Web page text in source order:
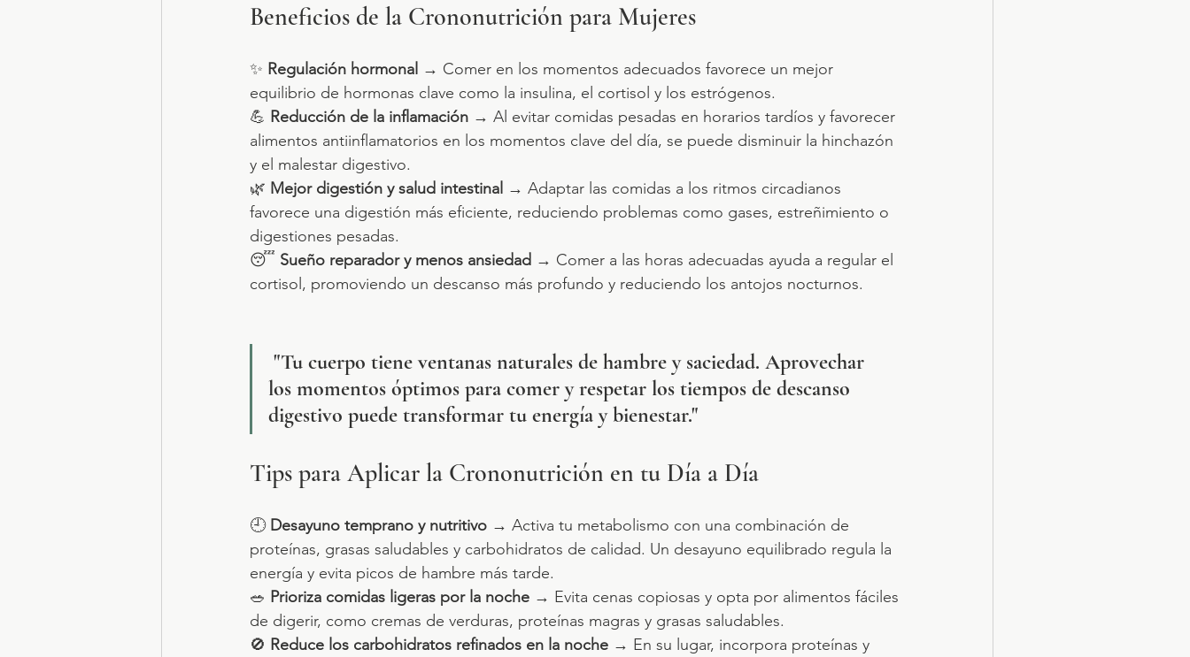
Beneficios de la Crononutrición para Mujeres
✨ Regulación hormonal → Comer en los momentos adecuados favorece un mejor
equilibrio de hormonas clave como la insulina, el cortisol y los estrógenos.
💪 Reducción de la inflamación → Al evitar comidas pesadas en horarios tardíos y favorecer
alimentos antiinflamatorios en los momentos clave del día, se puede disminuir la hinchazón
y el malestar digestivo.
🌿 Mejor digestión y salud intestinal → Adaptar las comidas a los ritmos circadianos
favorece una digestión más eficiente, reduciendo problemas como gases, estreñimiento o
digestiones pesadas.
😴 Sueño reparador y menos ansiedad → Comer a las horas adecuadas ayuda a regular el
cortisol, promoviendo un descanso más profundo y reduciendo los antojos nocturnos.
"Tu cuerpo tiene ventanas naturales de hambre y saciedad. Aprovechar
los momentos óptimos para comer y respetar los tiempos de descanso
digestivo puede transformar tu energía y bienestar."
Tips para Aplicar la Crononutrición en tu Día a Día
🕘 Desayuno temprano y nutritivo → Activa tu metabolismo con una combinación de
proteínas, grasas saludables y carbohidratos de calidad. Un desayuno equilibrado regula la
energía y evita picos de hambre más tarde.
🥗 Prioriza comidas ligeras por la noche → Evita cenas copiosas y opta por alimentos fáciles
de digerir, como cremas de verduras, proteínas magras y grasas saludables.
🚫 Reduce los carbohidratos refinados en la noche → En su lugar, incorpora proteínas y